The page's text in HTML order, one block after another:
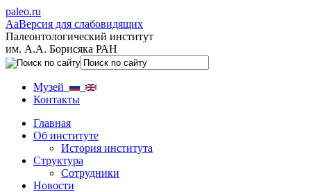
paleo.ru
AaВерсия для слабовидящих
Палеонтологический институт
им. А.А. Борисяка РАН
Музей
Контакты
Главная
Об институте
История института
Структура
Сотрудники
Новости